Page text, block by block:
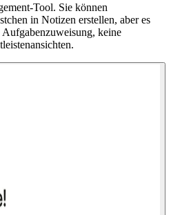
Tool. Sie können
in Notizen erstellen, aber es
keine